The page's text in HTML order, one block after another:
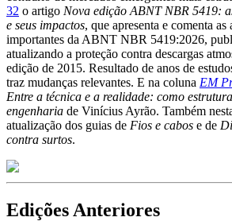
32 o artigo Nova edição ABNT NBR 5419:
e seus impactos, que apresenta e comenta as
importantes da ABNT NBR 5419:2026,
atualizando a proteção contra descargas
edição de 2015. Resultado de anos de
traz mudanças relevantes. E na coluna EM
Entre a técnica e a realidade: como
engenharia de Vinícius Ayrão. Também
atualização dos guias de Fios e cabos e de
contra surtos.
Edições Anteriores